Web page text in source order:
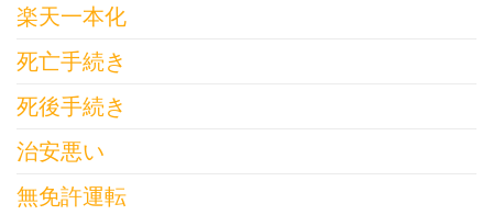
楽天一本化
死亡手続き
死後手続き
治安悪い
無免許運転